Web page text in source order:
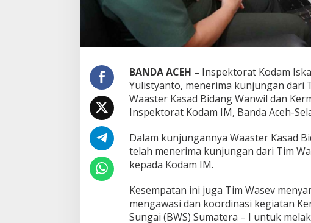
BANDA ACEH – Inspektorat Kodam
Yulistyanto, menerima kunjungan dari
Waaster Kasad Bidang Wanwil dan
Inspektorat Kodam IM, Banda Aceh-
Dalam kunjungannya Waaster Kasad
telah menerima kunjungan dari Tim
kepada Kodam IM.
Kesempatan ini juga Tim Wasev
mengawasi dan koordinasi kegiatan
Sungai (BWS) Sumatera – I untuk